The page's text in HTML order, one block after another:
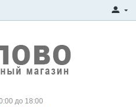
до 18:00